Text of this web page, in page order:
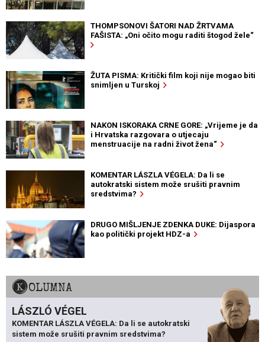
THOMPSONOVI ŠATORI NAD ŽRTVAMA
FAŠISTA: „Oni očito mogu raditi štogod žele“
ŽUTA PISMA: Kritički film koji nije mogao biti
snimljen u Turskoj
NAKON ISKORAKA CRNE GORE: „Vrijeme je da
i Hrvatska razgovara o utjecaju
menstruacije na radni život žena“
KOMENTAR LÁSZLA VÉGELA: Da li se
autokratski sistem može srušiti pravnim
sredstvima?
DRUGO MIŠLJENJE ZDENKA DUKE: Dijaspora
kao politički projekt HDZ-a
KOLUMNA
LÁSZLÓ VÉGEL
KOMENTAR LÁSZLA VÉGELA: Da li se autokratski
sistem može srušiti pravnim sredstvima?